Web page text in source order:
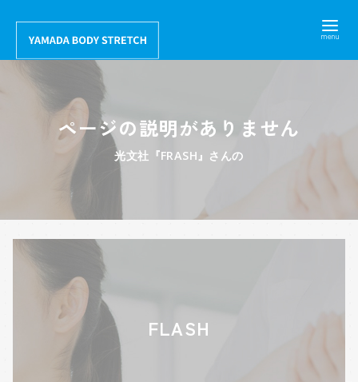
テ
ページの説明がありません
光文社『FRASH』さんの
FLASH